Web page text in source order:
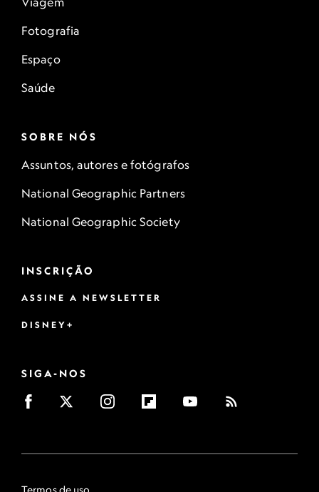
Fotografia
Espaço
Saúde
SOBRE NÓS
Assuntos, autores e fotógrafos
National Geographic Partners
National Geographic Society
INSCRIÇÃO
ASSINE A NEWSLETTER
DISNEY+
SIGA-NOS
Termos de uso